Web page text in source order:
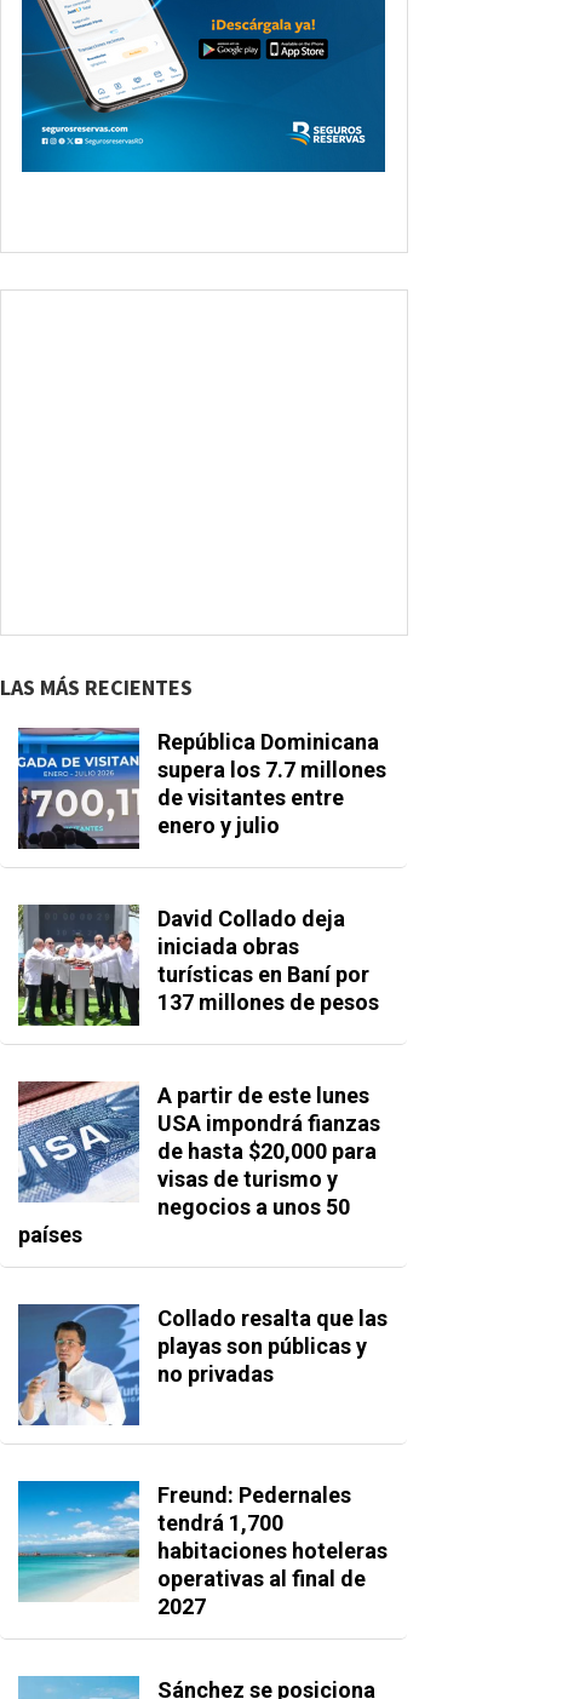
LAS MÁS RECIENTES
República Dominicana
supera los 7.7 millones
de visitantes entre
enero y julio
David Collado deja
iniciada obras
turísticas en Baní por
137 millones de pesos
A partir de este lunes
USA impondrá fianzas
de hasta $20,000 para
visas de turismo y
negocios a unos 50
países
Collado resalta que las
playas son públicas y
no privadas
Freund: Pedernales
tendrá 1,700
habitaciones hoteleras
operativas al final de
2027
Sánchez se posiciona